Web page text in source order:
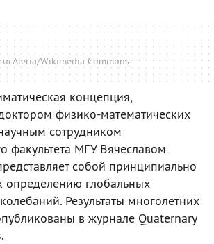
Wikimedia Commons
концепция,
физико-математических
сотрудником
факультета МГУ Вячеславом
собой принципиально
определению глобальных
Результаты многолетних
в журнале Quaternary